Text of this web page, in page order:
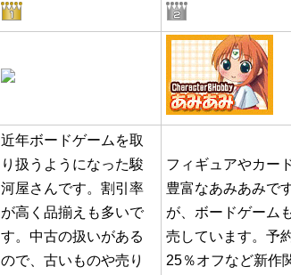
近年ボードゲームを取
り扱うようになった駿
河屋さんです。割引率
が高く品揃えも多いで
す。中古の扱いがある
ので、古いものや売り
フィギュアやカー
豊富なあみあみで
が、ボードゲーム
売しています。予
25％オフなど新作